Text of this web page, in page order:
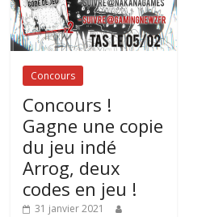
Concours
Concours !
Gagne une copie
du jeu indé
Arrog, deux
codes en jeu !
31 janvier 2021